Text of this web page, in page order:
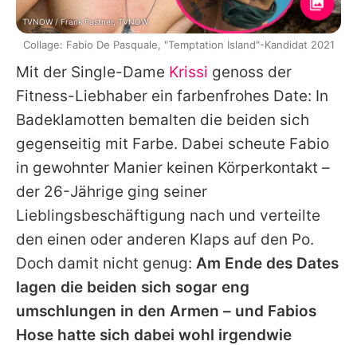
Mit der Single-Dame Krissi genoss der
Fitness-Liebhaber ein farbenfrohes Date: In
Badeklamotten bemalten die beiden sich
gegenseitig mit Farbe. Dabei scheute Fabio
in gewohnter Manier keinen Körperkontakt –
der 26-Jährige ging seiner
Lieblingsbeschäftigung nach und verteilte
den einen oder anderen Klaps auf den Po.
Doch damit nicht genug: Am Ende des Dates
lagen die beiden sich sogar eng
umschlungen in den Armen – und Fabios
Hose hatte sich dabei wohl irgendwie
TVNOW / Frank Fastner, TVNOW
Collage: Fabio De Pasquale, "Temptation Island"-Kandidat 2021